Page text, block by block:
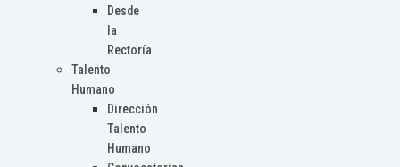
Desde
la
Rectoría
Talento
Humano
Dirección
Talento
Humano